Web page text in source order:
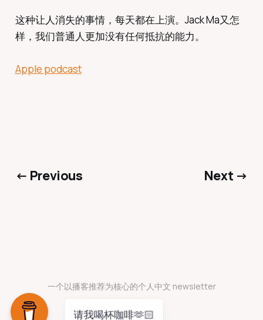
这种让人消失的事情，每天都在上演。Jack Ma又怎
样，我们普通人更加没有任何抵抗的能力。
Apple podcast
← Previous Next →
一个以播客推荐为核心的个人中文 newsletter